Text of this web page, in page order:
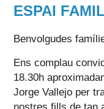
ESPAI
Benvolgudes
Ens complau
18.30h
Jorge Vallejo per